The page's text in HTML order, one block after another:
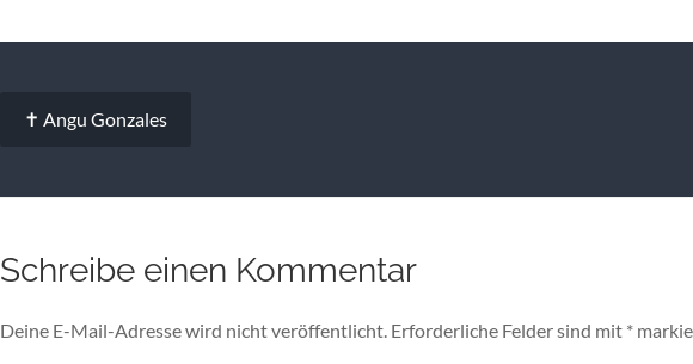
✝ Angu Gonzales
Schreibe einen Kommentar
Deine E-Mail-Adresse wird nicht veröffentlicht. Erforderliche Felder sind mit *